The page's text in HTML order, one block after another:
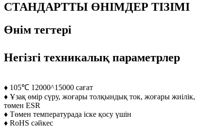
СТАНДАРТТЫ ӨНІМДЕР ТІЗІМІ
Өнім тегтері
Негізгі техникалық параметрлер
♦ 105℃ 12000^15000 сағат
♦ Ұзақ өмір сүру, жоғары толқындық ток, жоғары жиілік,
төмен ESR
♦ Төмен температурада іске қосу үшін
♦ RoHS сәйкес